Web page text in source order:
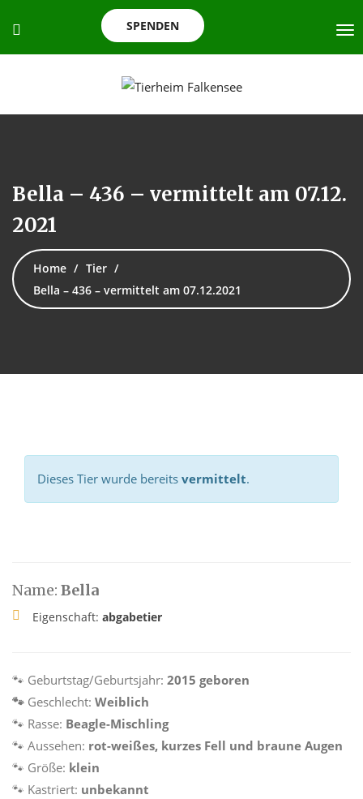
SPENDEN
Bella – 436 – vermittelt am 07.12.
2021
Home
Tier
Bella – 436 – vermittelt am 07.12.2021
Dieses Tier wurde bereits vermittelt.
Name: Bella
Eigenschaft: abgabetier
🐾 Geburtstag/Geburtsjahr: 2015 geboren
🐾 Geschlecht: Weiblich
🐾 Rasse: Beagle-Mischling
🐾 Aussehen: rot-weißes, kurzes Fell und braune Augen
🐾 Größe: klein
🐾 Kastriert: unbekannt